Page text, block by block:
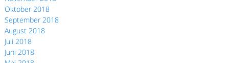
Oktober 2018
September 2018
August 2018
Juli 2018
Juni 2018